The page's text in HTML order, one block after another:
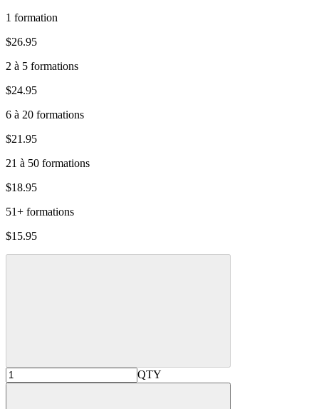
1 formation
$26.95
2 à 5 formations
$24.95
6 à 20 formations
$21.95
21 à 50 formations
$18.95
51+ formations
$15.95
QTY